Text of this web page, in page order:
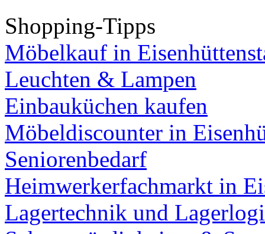
Shopping-Tipps
Möbelkauf in
Leuchten & Lampen
Einbauküchen kaufen
Möbeldiscounter in
Seniorenbedarf
Heimwerkerfachmarkt in
Lagertechnik und